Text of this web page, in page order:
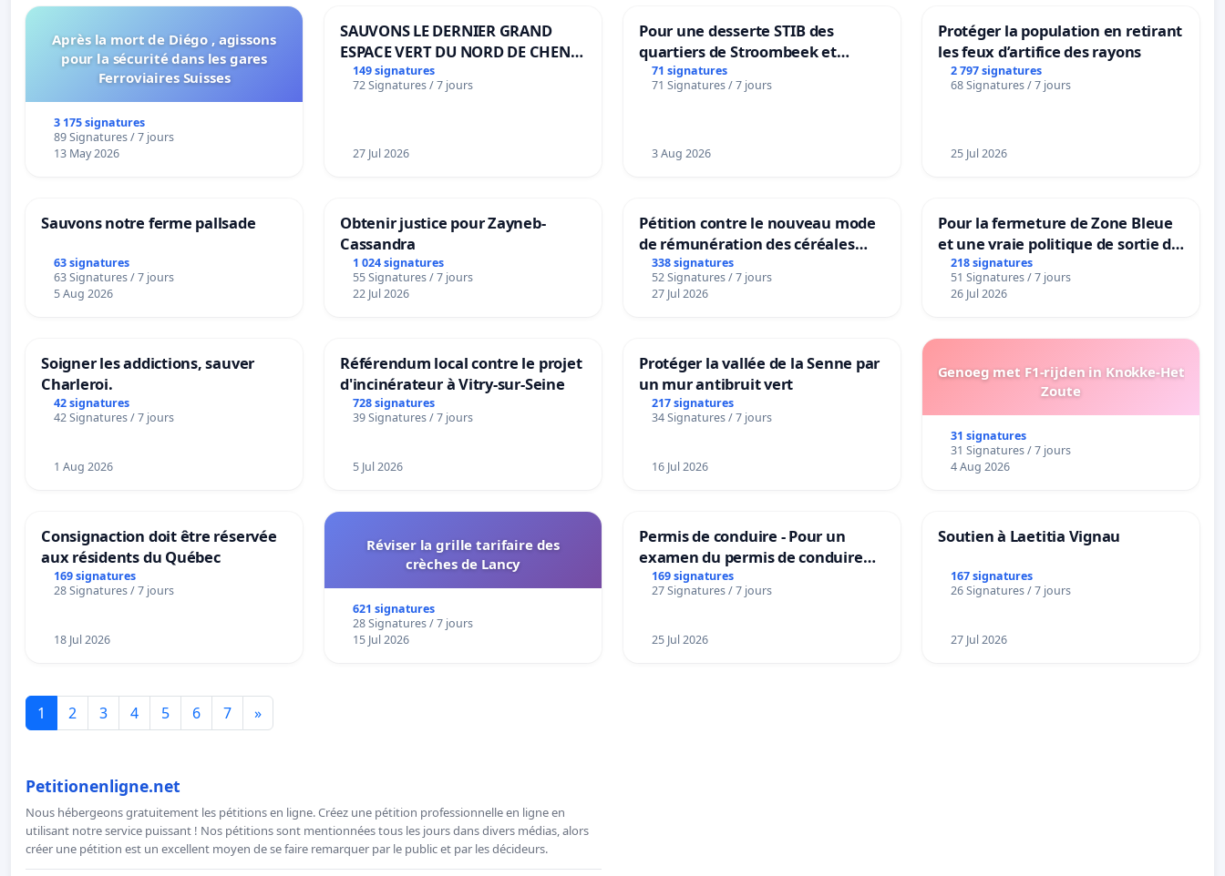
Après la mort de Diégo , agissons
pour la sécurité dans les gares
Ferroviaires Suisses
3 175 signatures
89 Signatures / 7 jours
13 May 2026
SAUVONS LE DERNIER GRAND
ESPACE VERT DU NORD DE CHENE-
BOUGERIES
149 signatures
72 Signatures / 7 jours
27 Jul 2026
Pour une desserte STIB des
quartiers de Stroombeek et
Beauval - Voor een MIVB-
bediening van de wijken
71 signatures
71 Signatures / 7 jours
3 Aug 2026
Protéger la population en retirant
les feux d’artifice des rayons
2 797 signatures
68 Signatures / 7 jours
25 Jul 2026
Sauvons notre ferme pallsade
63 signatures
63 Signatures / 7 jours
5 Aug 2026
Obtenir justice pour Zayneb-
Cassandra
1 024 signatures
55 Signatures / 7 jours
22 Jul 2026
Pétition contre le nouveau mode
de rémunération des céréales
panifiables de Swiss granum basé
sur la teneur en protéines
338 signatures
52 Signatures / 7 jours
27 Jul 2026
Pour la fermeture de Zone Bleue
et une vraie politique de sortie de
la dépendance
218 signatures
51 Signatures / 7 jours
26 Jul 2026
Soigner les addictions, sauver
Charleroi.
42 signatures
42 Signatures / 7 jours
1 Aug 2026
Référendum local contre le projet
d'incinérateur à Vitry-sur-Seine
728 signatures
39 Signatures / 7 jours
5 Jul 2026
Protéger la vallée de la Senne par
un mur antibruit vert
217 signatures
34 Signatures / 7 jours
16 Jul 2026
Genoeg met F1-rijden in Knokke-Het
Zoute
31 signatures
31 Signatures / 7 jours
4 Aug 2026
Consignaction doit être réservée
aux résidents du Québec
169 signatures
28 Signatures / 7 jours
18 Jul 2026
Réviser la grille tarifaire des
crèches de Lancy
621 signatures
28 Signatures / 7 jours
15 Jul 2026
Permis de conduire - Pour un
examen du permis de conduire
accessible dans plusieurs langues
à Bruxelles
169 signatures
27 Signatures / 7 jours
25 Jul 2026
Soutien à Laetitia Vignau
167 signatures
26 Signatures / 7 jours
27 Jul 2026
1 2 3 4 5 6 7 »
Petitionenligne.net
Nous hébergeons gratuitement les pétitions en ligne. Créez une pétition professionnelle en ligne en
utilisant notre service puissant ! Nos pétitions sont mentionnées tous les jours dans divers médias, alors
créer une pétition est un excellent moyen de se faire remarquer par le public et par les décideurs.